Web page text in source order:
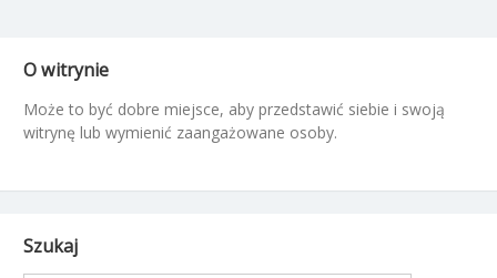
O witrynie
Może to być dobre miejsce, aby przedstawić siebie i swoją
witrynę lub wymienić zaangażowane osoby.
Szukaj